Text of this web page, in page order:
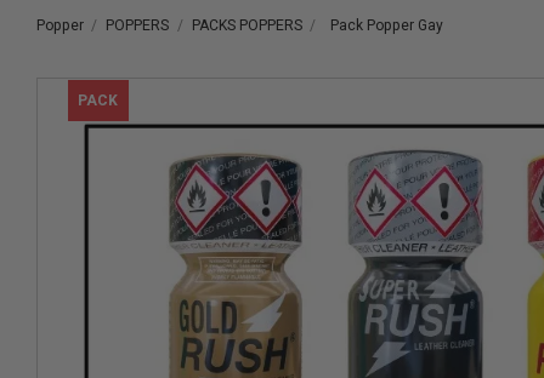
Popper POPPERS PACKS POPPERS Pack Popper Gay
PACK